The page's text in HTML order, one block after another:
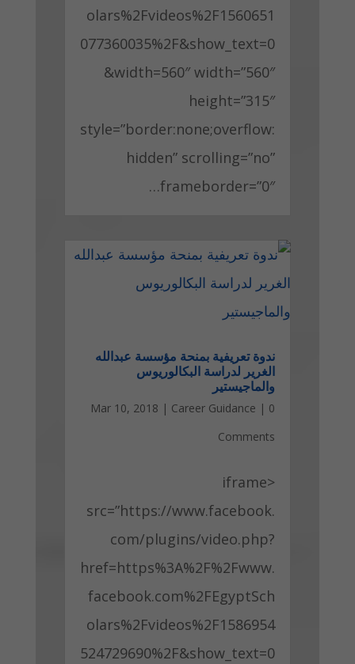
olars%2Fvideos%2F1560651
077360035%2F&show_text=0
&width=560″ width=”560″
height=”315″
style=”border:none;overflow:
hidden” scrolling=”no”
frameborder=”0″…
ندوة تعريفية بمنحة مؤسسة عبدالله
الغرير لدراسة البكالوريوس
والماجيستير
Mar 10, 2018 | Career Guidance | 0
Comments
<iframe
src=”https://www.facebook.
com/plugins/video.php?
href=https%3A%2F%2Fwww.
facebook.com%2FEgyptSch
olars%2Fvideos%2F1586954
524729690%2F&show_text=0